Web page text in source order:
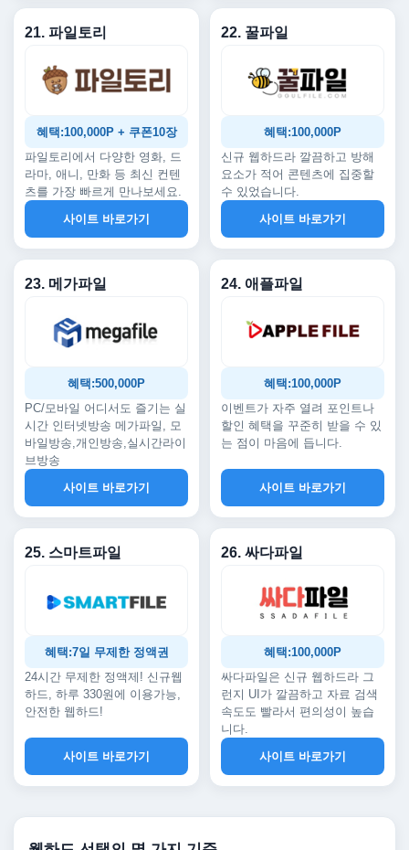
21. 파일토리
혜택:100,000P + 쿠폰10장
파일토리에서 다양한 영화, 드
라마, 애니, 만화 등 최신 컨텐
츠를 가장 빠르게 만나보세요.
사이트 바로가기
22. 꿀파일
혜택:100,000P
신규 웹하드라 깔끔하고 방해
요소가 적어 콘텐츠에 집중할
수 있었습니다.
사이트 바로가기
23. 메가파일
혜택:500,000P
PC/모바일 어디서도 즐기는 실
시간 인터넷방송 메가파일, 모
바일방송,개인방송,실시간라이
브방송
사이트 바로가기
24. 애플파일
혜택:100,000P
이벤트가 자주 열려 포인트나
할인 혜택을 꾸준히 받을 수 있
는 점이 마음에 듭니다.
사이트 바로가기
25. 스마트파일
혜택:7일 무제한 정액권
24시간 무제한 정액제! 신규웹
하드, 하루 330원에 이용가능,
안전한 웹하드!
사이트 바로가기
26. 싸다파일
혜택:100,000P
싸다파일은 신규 웹하드라 그
런지 UI가 깔끔하고 자료 검색
속도도 빨라서 편의성이 높습
니다.
사이트 바로가기